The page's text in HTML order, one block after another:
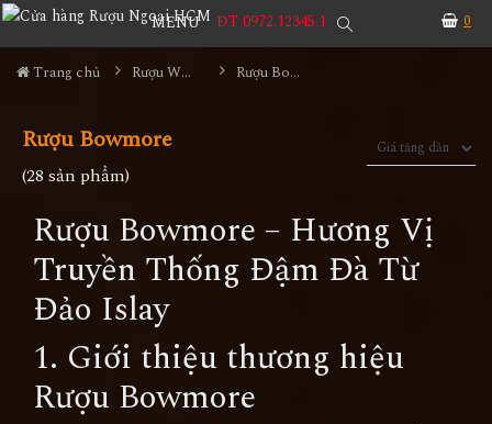
0
MENU ĐT 0972.12345.1
Trang chủ Rượu Whisky Rượu Bowmore
Rượu Bowmore
(28 sản phẩm)
Rượu Bowmore – Hương Vị
Truyền Thống Đậm Đà Từ
Đảo Islay
1. Giới thiệu thương hiệu
Rượu Bowmore